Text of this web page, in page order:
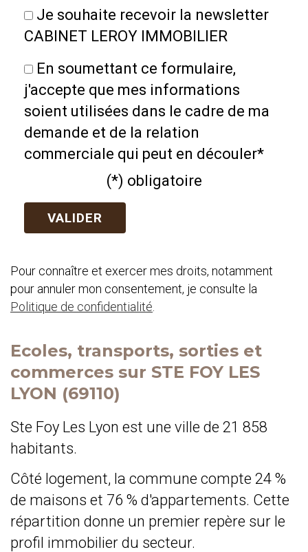
Je souhaite recevoir la newsletter
CABINET LEROY IMMOBILIER
En soumettant ce formulaire,
j'accepte que mes informations
soient utilisées dans le cadre de ma
demande et de la relation
commerciale qui peut en découler*
(*) obligatoire
Pour connaître et exercer mes droits, notamment
pour annuler mon consentement, je consulte la
Politique de confidentialité
Ecoles, transports, sorties et
commerces sur STE FOY LES
LYON (69110)
Ste Foy Les Lyon est une ville de 21 858
habitants.
Côté logement, la commune compte 24 %
de maisons et 76 % d'appartements. Cette
répartition donne un premier repère sur le
profil immobilier du secteur.